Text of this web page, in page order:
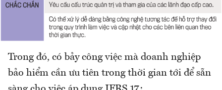
Trong đó, có bảy công việc mà doanh nghiệp
bảo hiểm cần ưu tiên trong thời gian tới để sẵn